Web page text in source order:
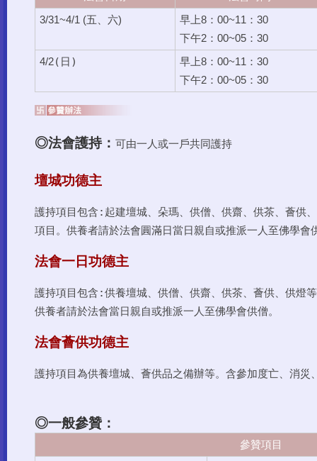
3/31~4/1 (五、六)
早上8：00~11：30
下午2：00~05：30
4/2( 日)
早上8：00~11：30
下午2：00~05：30
◎法會護持： 可由一人或一戶共同護持
壇城功德主
護持項目包含:起建壇城、朵瑪、供僧、供齋、供茶、薈供
項目。供養者請於法會圓滿日當日親自或推派一人至佛學會
法會一日功德主
護持項目包含:供養壇城、供僧、供齋、供茶、薈供、供燈
供養者請於法會當日親自或推派一人至佛學會供僧。
法會薈供功德主
護持項目為供養壇城、薈供品之備辦等。含參加度亡、消災
◎一般參贊：
參贊項目